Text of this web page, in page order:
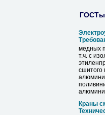
медных
т.ч. с
сшитого
Краны